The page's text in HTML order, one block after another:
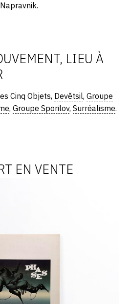
LIEU À
Cinq Objets, Devětsil,Groupe
,Groupe Sporilov,Surréalisme.
EN VENTE